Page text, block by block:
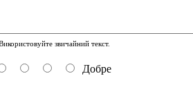
звичайний текст.
Добре